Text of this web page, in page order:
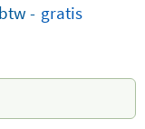
- gratis